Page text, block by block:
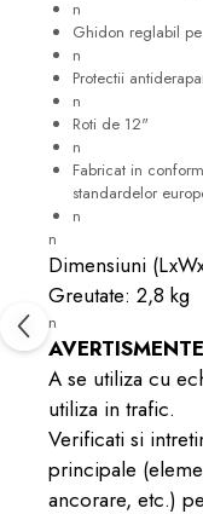
n
Ghidon reglabil
n
Protectii
n
Roti de 12"
n
Fabricat in
standardelor
n
n
Dimensiuni
Greutate: 2,8 kg
n
A se utiliza cu
utiliza in trafic.
Verificati si
principale
ancorare, etc.)